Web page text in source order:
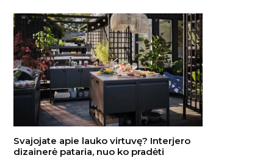
Svajojate apie lauko virtuvę? Interjero
dizainerė pataria, nuo ko pradėti